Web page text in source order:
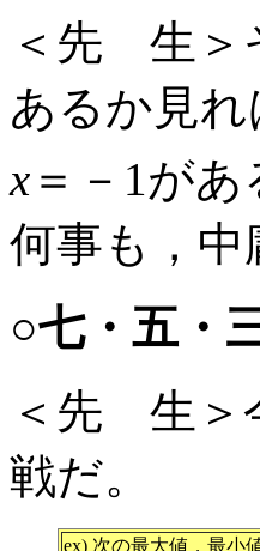
＜先 生＞
あるか見
x ＝－1が
何事も，
○七・五・
＜先 生＞
戦だ。
ex) 次の最大値，最小